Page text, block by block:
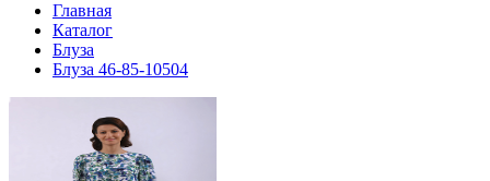
Главная
Каталог
Блуза
Блуза 46-85-10504